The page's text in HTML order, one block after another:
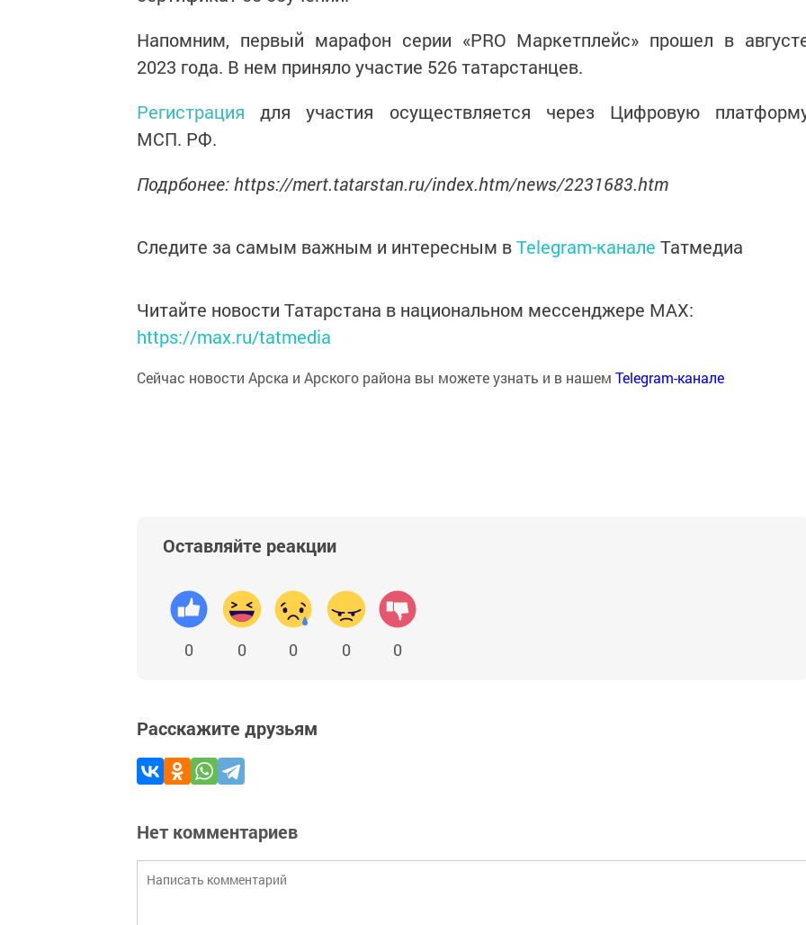
Напомним, первый марафон серии «PRO Маркетплейс» прошел в
2023 года. В нем приняло участие 526 татарстанцев.
Регистрация для участия осуществляется через Цифровую
МСП. РФ.
Подрбонее: https://mert.tatarstan.ru/index.htm/news/2231683.htm
Следите за самым важным и интересным вTelegram-канале Татмедиа
Читайте новости Татарстана в национальном мессенджере MАХ:
https://max.ru/tatmedia
Сейчас новости Арска и Арского района вы можете узнать и в нашем Telegram-канале
Оставляйте реакции
0 0 0 0 0
Расскажите друзьям
Нет комментариев